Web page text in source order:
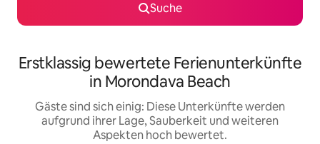
Suche
Erstklassig bewertete Ferienunterkünfte
in Morondava Beach
Gäste sind sich einig: Diese Unterkünfte werden
aufgrund ihrer Lage, Sauberkeit und weiteren
Aspekten hoch bewertet.